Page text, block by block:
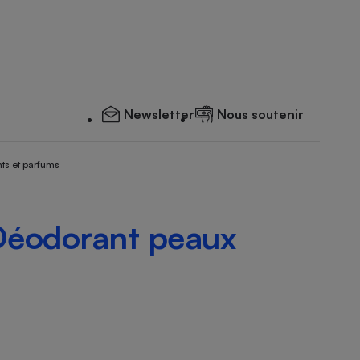
Newsletter Nous soutenir
et parfums
peaux